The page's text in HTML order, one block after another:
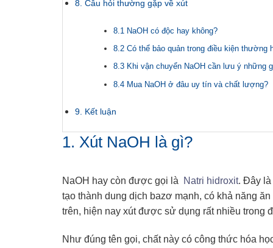
8. Câu hỏi thường gặp về xút
8.1 NaOH có độc hay không?
8.2 Có thể bảo quản trong điều kiện thường
8.3 Khi vận chuyển NaOH cần lưu ý những
8.4 Mua NaOH ở đâu uy tín và chất lượng?
9. Kết luận
1. Xút NaOH là gì?
NaOH hay còn được gọi là Natri hidroxit. Đây là
tạo thành dung dịch bazơ mạnh, có khả năng
trên, hiện nay xút được sử dụng rất nhiều trong
Như đúng tên gọi, chất này có công thức hóa